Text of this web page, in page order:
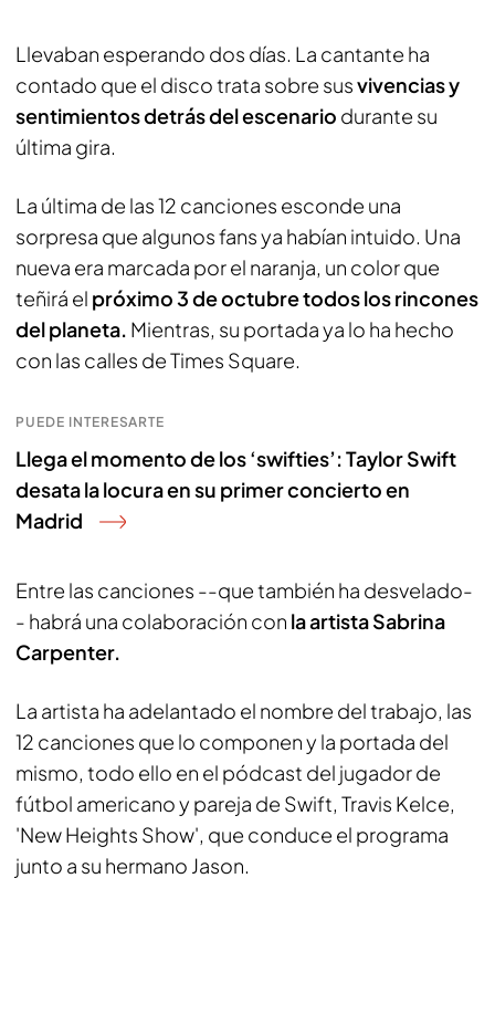
Llevaban esperando dos días. La cantante ha
contado que el disco trata sobre susvivencias y
sentimientos detrás del escenario durante su
última gira.
La última de las 12 canciones esconde una
sorpresa que algunos fans ya habían intuido. Una
nueva era marcada por el naranja, un color que
teñirá el próximo 3 de octubre todos los rincones
del planeta. Mientras, su portada ya lo ha hecho
con las calles de Times Square.
PUEDE INTERESARTE
Llega el momento de los ‘swifties’: Taylor Swift
desata la locura en su primer concierto en
Madrid
Entre las canciones --que también ha desvelado-
- habrá una colaboración con la artista Sabrina
Carpenter.
La artista ha adelantado el nombre del trabajo, las
12 canciones que lo componen y la portada del
mismo, todo ello en el pódcast del jugador de
fútbol americano y pareja de Swift, Travis Kelce,
'New Heights Show', que conduce el programa
junto a su hermano Jason.